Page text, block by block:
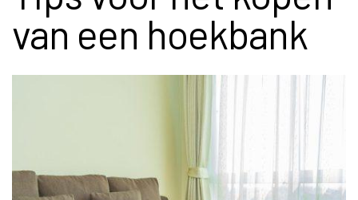
van een hoekbank